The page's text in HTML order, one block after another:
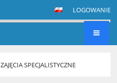
LOGOWANIE
ZAJĘCIA SPECJALISTYCZNE